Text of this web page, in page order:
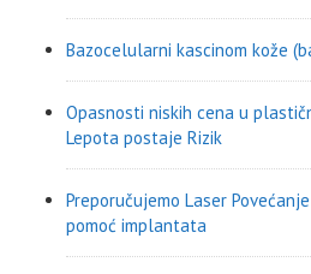
Bazocelularni kascinom kože
Opasnosti niskih cena u
Lepota postaje Rizik
Preporučujemo Laser
pomoć implantata